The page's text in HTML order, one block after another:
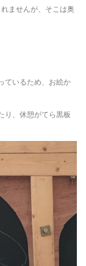
ませんが、そこは奥
ているため、お絵か
り、休憩がてら黒板